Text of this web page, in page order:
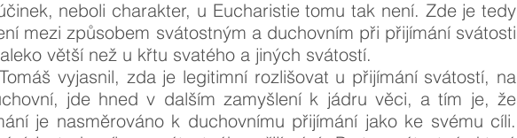
neboli charakter, u Eucharistie tomu tak není. Zde je tedy
mezi způsobem svátostným a duchovním při přijímání svátosti
větší než u křtu svatého a jiných svátostí.
vyjasnil, zda je legitimní rozlišovat u přijímání svátostí, na
jde hned v dalším zamyšlení k jádru věci, a tím je, že
je nasměrováno k duchovnímu přijímání jako ke svému cíli.